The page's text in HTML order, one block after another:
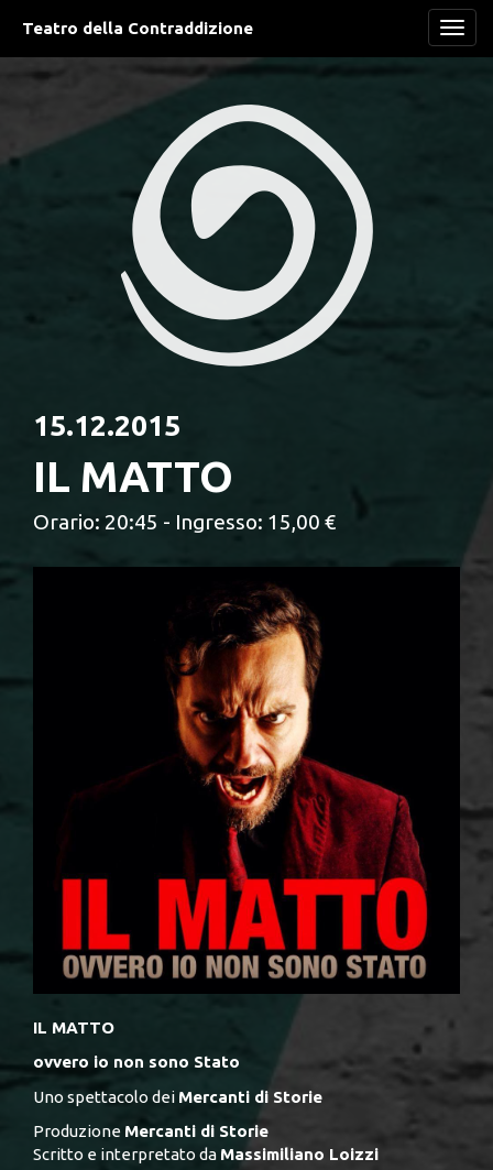
Teatro della Contraddizione
15.12.2015
IL MATTO
Orario: 20:45 - Ingresso: 15,00 €
IL MATTO
ovvero io non sono Stato
Uno spettacolo dei Mercanti di Storie
Produzione Mercanti di Storie
Scritto e interpretato da Massimiliano Loizzi